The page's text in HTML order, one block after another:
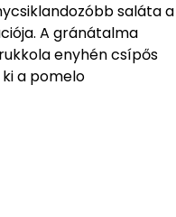
saláta a
A gránátalma
enyhén csípős
a pomelo